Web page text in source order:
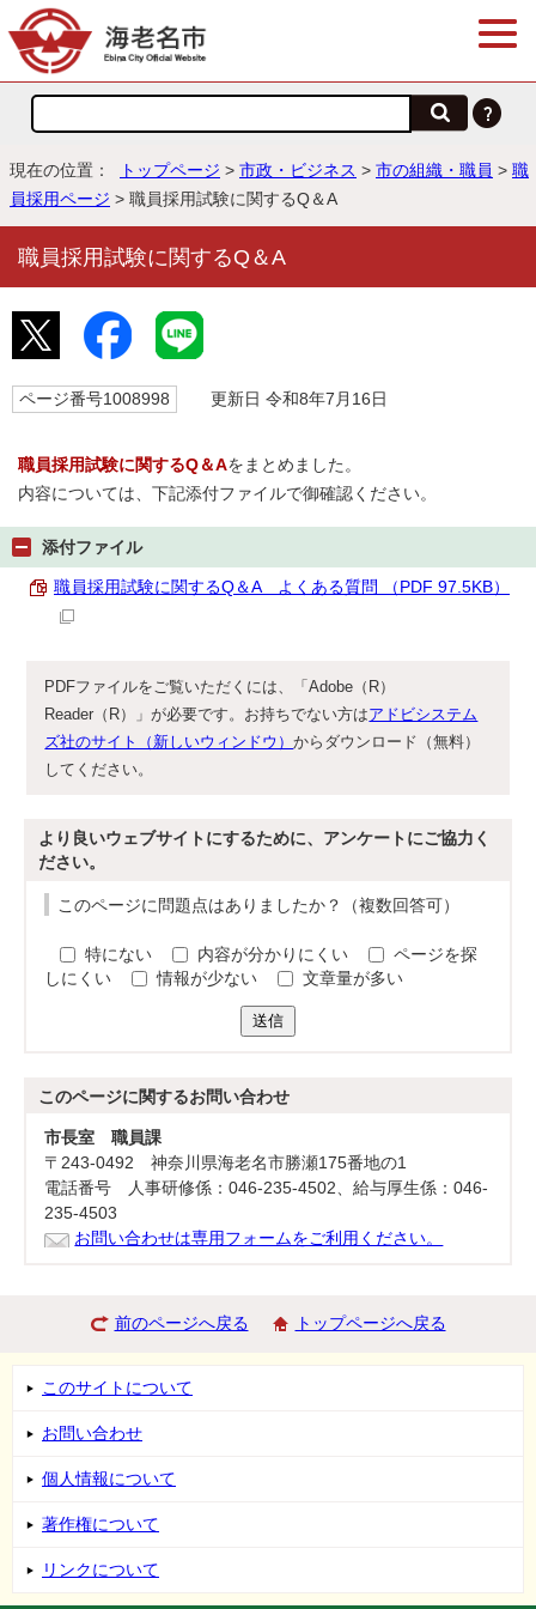
現在の位置： トップページ > 市政・ビジネス > 市の組織・職員 > 職
員採用ページ > 職員採用試験に関するQ＆A
職員採用試験に関するQ＆A
ページ番号1008998 更新日 令和8年7月16日
職員採用試験に関するQ＆Aをまとめました。
内容については、下記添付ファイルで御確認ください。
添付ファイル
職員採用試験に関するQ＆A よくある質問 （PDF 97.5KB）
PDFファイルをご覧いただくには、「Adobe（R）
Reader（R）」が必要です。お持ちでない方はアドビシステム
ズ社のサイト（新しいウィンドウ）からダウンロード（無料）
してください。
より良いウェブサイトにするために、アンケートにご協力く
ださい。
このページに問題点はありましたか？（複数回答可）
特にない 内容が分かりにくい
ページを探
しにくい
情報が少ない 文章量が多い
送信
このページに関するお問い合わせ
市長室 職員課
〒243-0492 神奈川県海老名市勝瀬175番地の1
電話番号 人事研修係：046-235-4502、給与厚生係：046-
235-4503
お問い合わせは専用フォームをご利用ください。
前のページへ戻る トップページへ戻る
このサイトについて
お問い合わせ
個人情報について
著作権について
リンクについて